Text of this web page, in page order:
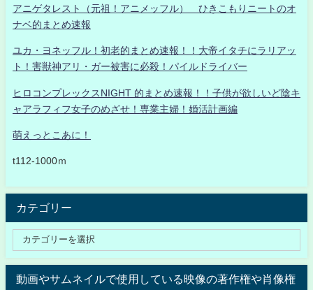
アニゲタレスト（元祖！アニメッフル） ひきこもりニートのオ
ナベ的まとめ速報
ユカ・ヨネッフル！初老的まとめ速報！！大帝イタチにラリアッ
ト！害獣神アリ・ガー被害に必殺！パイルドライバー
ヒロコンプレックスNIGHT 的まとめ速報！！子供が欲しいど陰キ
ャアラフィフ女子のめざせ！専業主婦！婚活計画編
萌えっとこあに！
t112-1000ｍ
カテゴリー
動画やサムネイルで使用している映像の著作権や肖像権